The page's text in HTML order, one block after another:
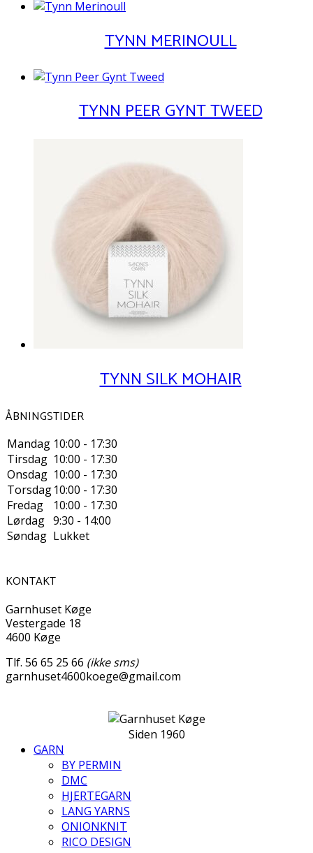
TYNN MERINOULL
TYNN PEER GYNT TWEED
TYNN SILK MOHAIR
ÅBNINGSTIDER
Mandag 10:00 - 17:30
Tirsdag 10:00 - 17:30
Onsdag 10:00 - 17:30
Torsdag10:00 - 17:30
Fredag
10:00 - 17:30
Lørdag 9:30 - 14:00
Søndag Lukket
KONTAKT
Garnhuset Køge
Vestergade 18
4600 Køge
Tlf. 56 65 25 66 (ikke sms)
garnhuset4600koege@gmail.com
Siden 1960
GARN
BY PERMIN
DMC
HJERTEGARN
LANG YARNS
ONIONKNIT
RICO DESIGN